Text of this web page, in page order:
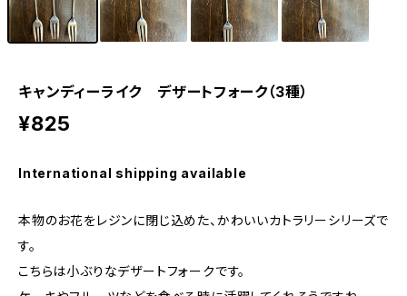
キャンディーライク デザートフォーク（3種）
¥825
International shipping available
本物のお花をレジンに閉じ込めた、かわいいカトラリーシリーズで
す。
こちらは小ぶりなデザートフォークです。